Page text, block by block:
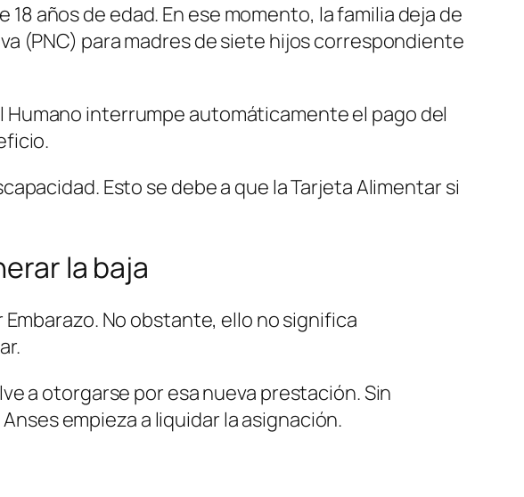
años de edad. En ese momento, la familia deja de
(PNC) para madres de siete hijos correspondiente
interrumpe automáticamente el pago del
Esto se debe a que la Tarjeta Alimentar si
la baja
No obstante, ello no significa
a otorgarse por esa nueva prestación. Sin
empieza a liquidar la asignación.